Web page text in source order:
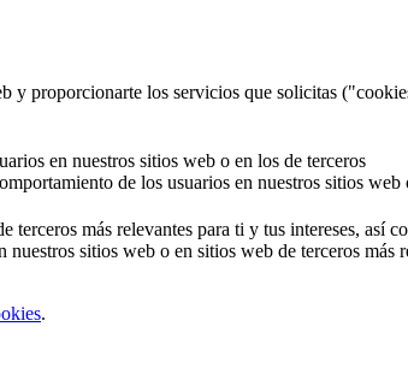
y proporcionarte los servicios que solicitas
en nuestros sitios web o en los de terceros
de los usuarios en nuestros sitios web
más relevantes para ti y tus intereses, así
sitios web o en sitios web de terceros
.